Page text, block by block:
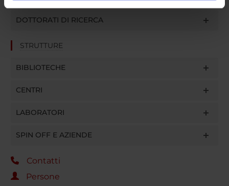
nostri partner che si occupano di analisi dei dati web,
con altre informazioni che hai fornito loro o che hanno
DOTTORATI DI RICERCA
STRUTTURE
BIBLIOTECHE
CENTRI
LABORATORI
SPIN OFF E AZIENDE
Contatti
Persone